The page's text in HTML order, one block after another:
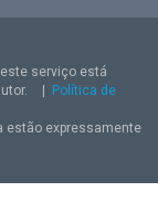
serviço está
Política de
estão expressamente